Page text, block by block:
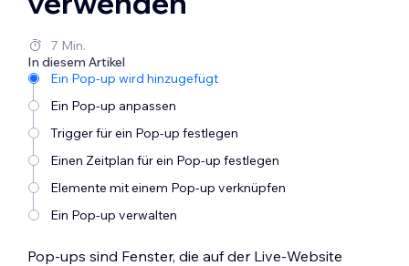
7 Min.
In diesem Artikel
Ein Pop-up wird hinzugefügt
Ein Pop-up anpassen
Trigger für ein Pop-up festlegen
Einen Zeitplan für ein Pop-up festlegen
Elemente mit einem Pop-up verknüpfen
Ein Pop-up verwalten
Pop-ups sind Fenster, die auf der Live-Website